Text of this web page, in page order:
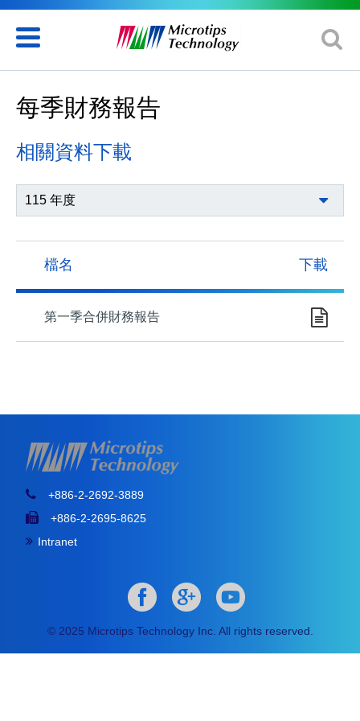
每季財務報告
相關資料下載
檔名 下載
第一季合併財務報告
+886-2-2692-3889
+886-2-2695-8625
Intranet
© 2025 Microtips Technology Inc. All rights reserved.